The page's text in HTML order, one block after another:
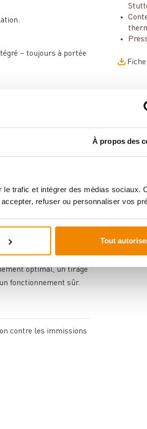
À propos des
trafic et intégrer des médias sociaux.
refuser ou personnaliser vos
Tout
– toujours à portée
vie jusqu'à environ 170
sa place même dans
les tuyaux nécessaires
dans la tuyauterie.
d'air externe a
possible.
de 30 cm. Le
optimal, un tirage
fonctionnement sûr.
contre les immissions